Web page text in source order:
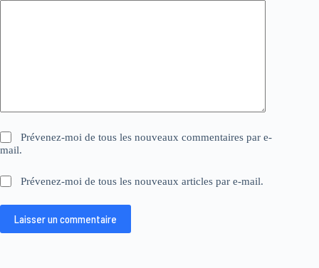
Prévenez-moi de tous les nouveaux commentaires par e-
mail.
Prévenez-moi de tous les nouveaux articles par e-mail.
Laisser un commentaire